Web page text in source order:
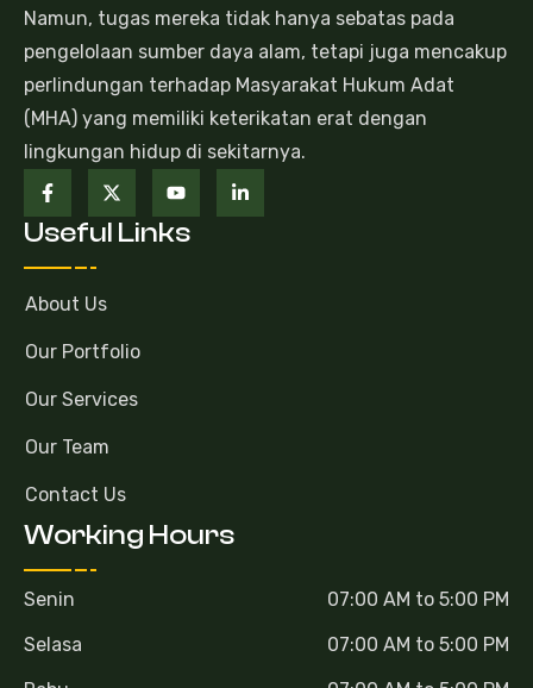
Namun, tugas mereka tidak hanya sebatas pada
pengelolaan sumber daya alam, tetapi juga mencakup
perlindungan terhadap Masyarakat Hukum Adat
(MHA) yang memiliki keterikatan erat dengan
lingkungan hidup di sekitarnya.
Useful Links
About Us
Our Portfolio
Our Services
Our Team
Contact Us
Working Hours
Senin
07:00 AM to 5:00 PM
Selasa
07:00 AM to 5:00 PM